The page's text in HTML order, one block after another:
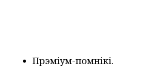
Прэміум-помнікі.